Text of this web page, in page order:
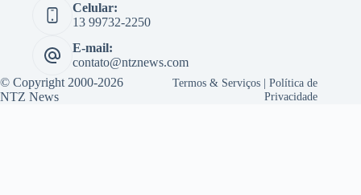
Celular:
13 99732-2250
E-mail:
contato@ntznews.com
© Copyright 2000-2026
NTZ News
Termos & Serviços |Política de
Privacidade